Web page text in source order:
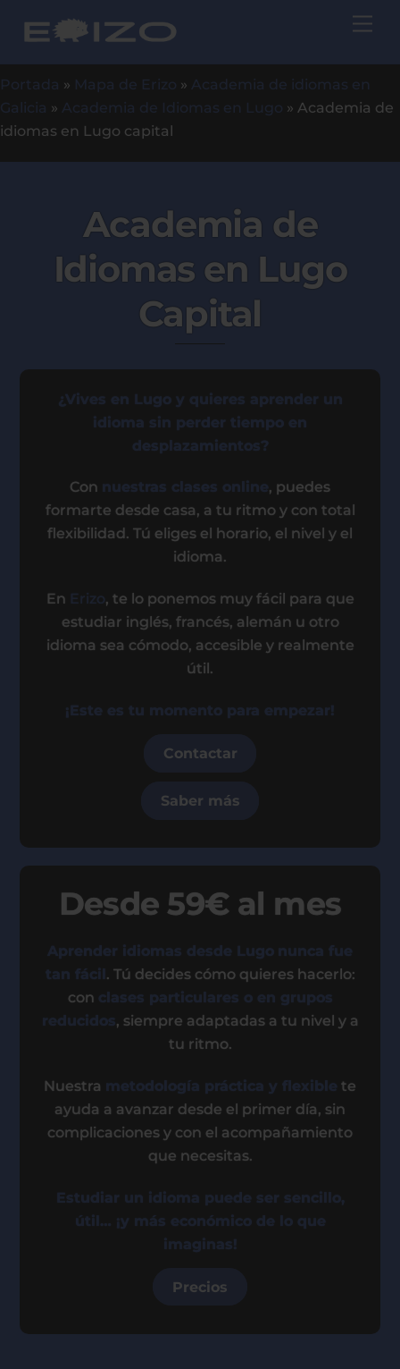
Portada » Mapa de Erizo » Academia de idiomas en
Galicia » Academia de Idiomas en Lugo » Academia de
idiomas en Lugo capital
Academia de
Idiomas en Lugo
Capital
¿Vives en Lugo y quieres aprender un
idioma sin perder tiempo en
desplazamientos?
Con nuestras clases online, puedes
formarte desde casa, a tu ritmo y con total
flexibilidad. Tú eliges el horario, el nivel y el
idioma.
En Erizo, te lo ponemos muy fácil para que
estudiar inglés, francés, alemán u otro
idioma sea cómodo, accesible y realmente
útil.
¡Este es tu momento para empezar!
Contactar
Saber más
Desde 59€ al mes
Aprender idiomas desde Lugo nunca fue
tan fácil. Tú decides cómo quieres hacerlo:
con clases particulares o en grupos
reducidos, siempre adaptadas a tu nivel y a
tu ritmo.
Nuestra metodología práctica y flexible te
ayuda a avanzar desde el primer día, sin
complicaciones y con el acompañamiento
que necesitas.
Estudiar un idioma puede ser sencillo,
útil… ¡y más económico de lo que
imaginas!
Precios